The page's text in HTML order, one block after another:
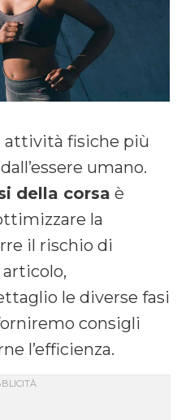
attività fisiche più
umano.
della corsa è
la
il rischio di
le diverse fasi
consigli
l’efficienza.